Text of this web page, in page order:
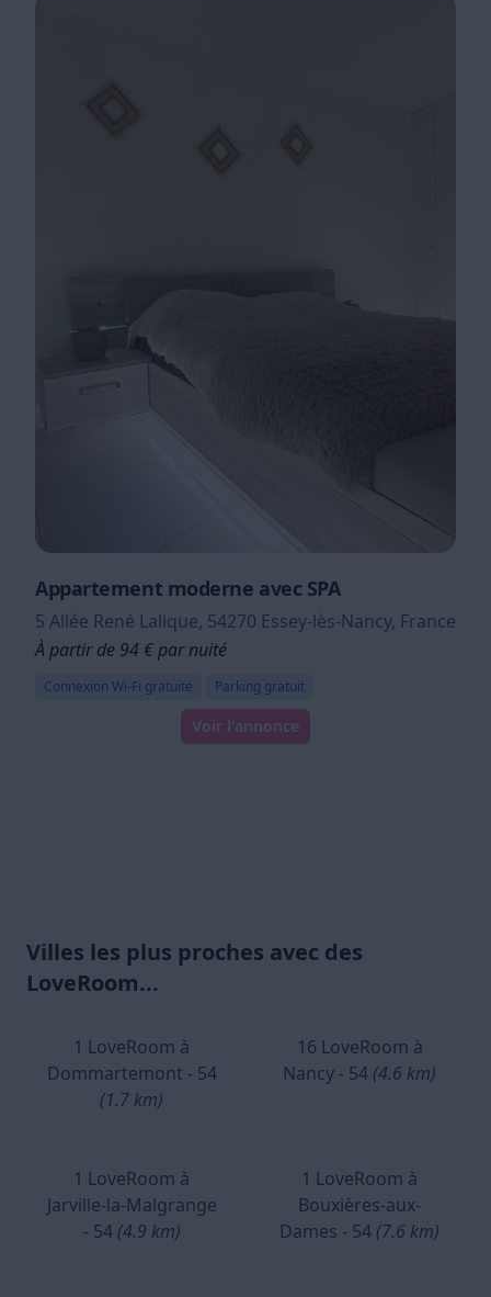
Appartement moderne avec SPA
5 Allée René Lalique, 54270 Essey-lès-Nancy, France
À partir de 94 € par nuité
Connexion Wi-Fi gratuite Parking gratuit
Voir l'annonce
Villes les plus proches avec des
LoveRoom...
1 LoveRoom à
Dommartemont - 54
(1.7 km)
16 LoveRoom à
Nancy - 54 (4.6 km)
1 LoveRoom à
Jarville-la-Malgrange
- 54 (4.9 km)
1 LoveRoom à
Bouxières-aux-
Dames - 54 (7.6 km)